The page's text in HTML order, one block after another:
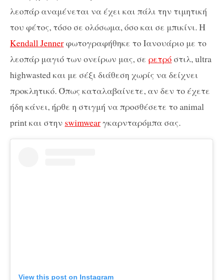
λεοπάρ αναμένεται να έχει και πάλι την τιμητική
του φέτος, τόσο σε ολόσωμα, όσο και σε μπικίνι. Η
Kendall Jennerφωτογραφήθηκε το Ιανουάριο με το
λεοπάρ μαγιό των ονείρων μας, σε ρετρόστιλ, ultra
highwasted και με σέξι διάθεση χωρίς να δείχνει
προκλητικό. Όπως καταλαβαίνετε, αν δεν το έχετε
ήδη κάνει, ήρθε η στιγμή να προσθέσετε το animal
print και στην swimwearγκαρνταρόμπα σας.
View this post on Instagram